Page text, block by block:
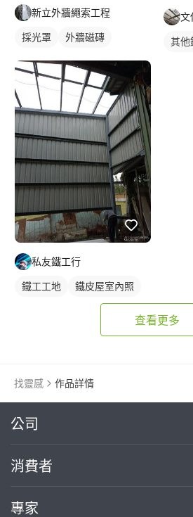
新立外牆繩索工程
採光罩 外牆磁磚
私友鐵工行
鐵工工地 鐵皮屋室內照
文
其他
查看更多
找靈感 作品詳情
公司
關於我們
消費者
買服務
專家
繼續完成